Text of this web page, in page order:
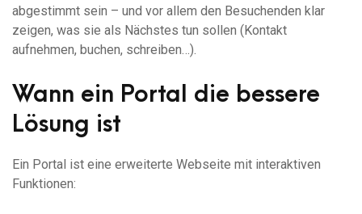
abgestimmt sein – und vor allem den Besuchenden klar
zeigen, was sie als Nächstes tun sollen (Kontakt
aufnehmen, buchen, schreiben…).
Wann ein Portal die bessere
Lösung ist
Ein Portal ist eine erweiterte Webseite mit interaktiven
Funktionen: